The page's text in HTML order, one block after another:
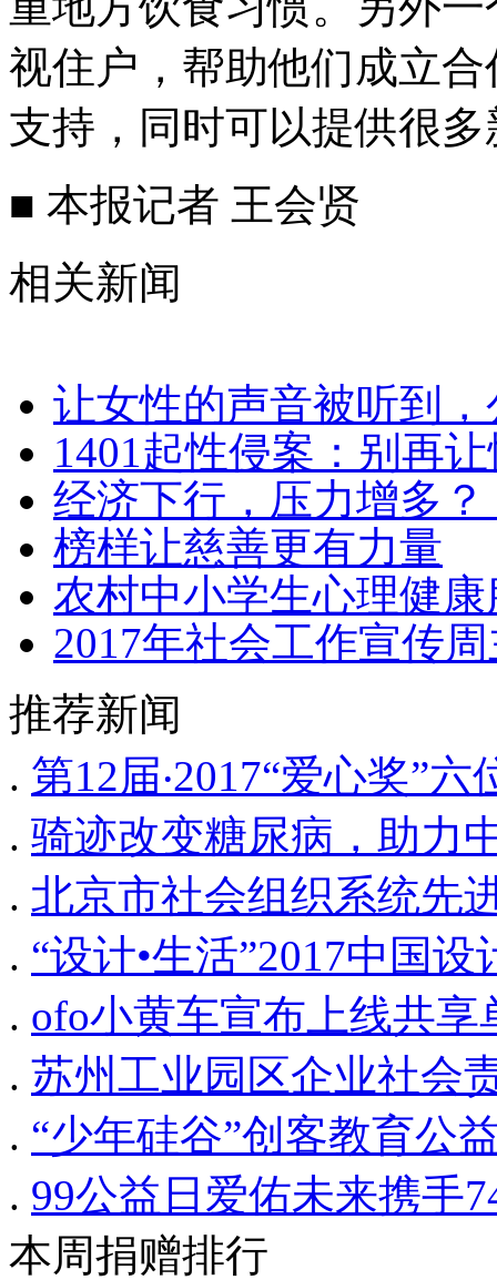
视住户，帮助他们成立
支持，同时可以提供很
■ 本报记者 王会贤
相关新闻
让女性的声音被听到
1401起性侵案：别再
经济下行，压力增多
榜样让慈善更有力量
农村中小学生心理健
2017年社会工作宣传
推荐新闻
. 第12届‧2017“爱心奖”
. 骑迹改变糖尿病，助力
. 北京市社会组织系统先
. “设计•生活”2017中国
. ofo小黄车宣布上线共
. 苏州工业园区企业社会
. “少年硅谷”创客教育公
. 99公益日爱佑未来携手
本周捐赠排行